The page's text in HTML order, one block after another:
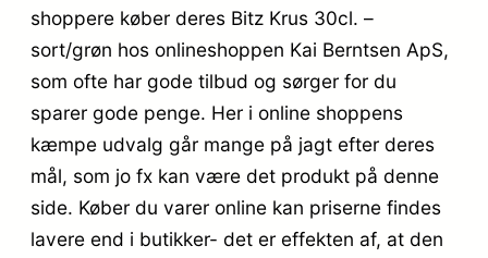
shoppere køber deres Bitz Krus 30cl. –
sort/grøn hos onlineshoppen Kai Berntsen ApS,
som ofte har gode tilbud og sørger for du
sparer gode penge. Her i online shoppens
kæmpe udvalg går mange på jagt efter deres
mål, som jo fx kan være det produkt på denne
side. Køber du varer online kan priserne findes
lavere end i butikker- det er effekten af, at den